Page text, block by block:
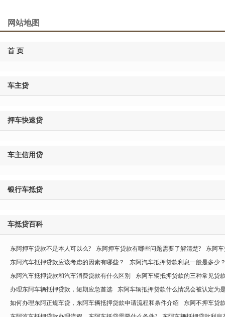
网站地图
首 页
车主贷
押车快速贷
车主信用贷
银行车抵贷
车抵贷百科
东阿押车贷款不是本人可以么? 东阿押车贷款有哪些问题需要了解清楚?
东阿
东阿汽车抵押贷款应该考虑的因素有哪些？
东阿汽车抵押贷款利息一般是多少
东阿汽车抵押贷款和汽车消费贷款有什么区别
东阿车辆抵押贷款的三种常见贷
办理东阿车辆抵押贷款，短期应急首选
东阿车辆抵押贷款什么情况会被认定为
如何办理东阿正规车贷，东阿车辆抵押贷款申请流程和条件介绍
东阿不押车贷